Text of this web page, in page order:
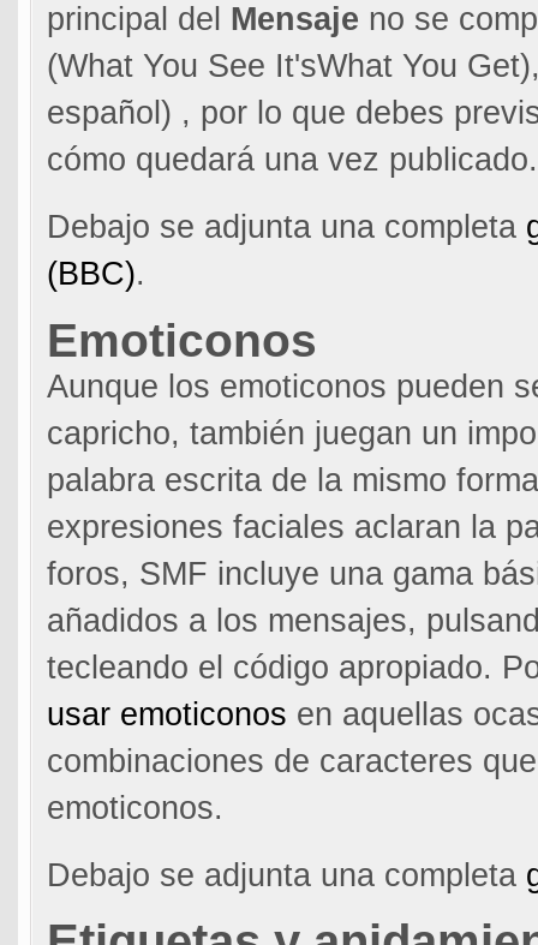
principal del Mensaje no se
(What You See It'sWhat You
español) , por lo que debes
cómo quedará una vez publicado.
Debajo se adjunta una completa
(BBC).
Emoticonos
Aunque los emoticonos pueden
capricho, también juegan un
palabra escrita de la mismo
expresiones faciales aclaran la
foros, SMF incluye una gama
añadidos a los mensajes,
tecleando el código apropiado.
usar emoticonos en aquellas
combinaciones de caracteres
emoticonos.
Debajo se adjunta una completa